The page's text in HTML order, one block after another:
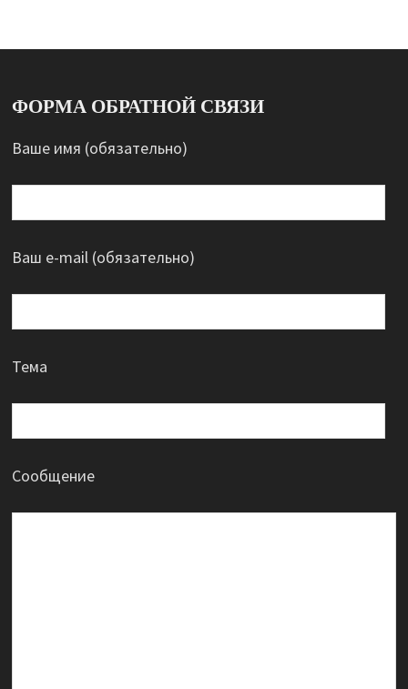
ФОРМА ОБРАТНОЙ СВЯЗИ
Ваше имя (обязательно)
Ваш e-mail (обязательно)
Тема
Сообщение